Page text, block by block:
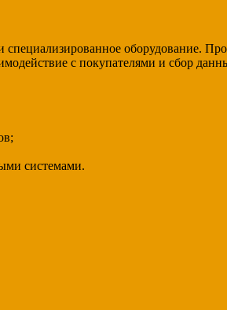
оборудование.
с покупателями и сбор
системами.